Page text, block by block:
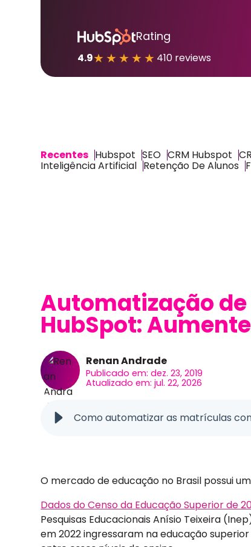
Rating
4.9★★★★★ 410 reviews
Recentes Hubspot SEO CRM Hubspot
Inteligência Artificial Retenção De Alunos
Automatização
HubSpot:
Renan Andrade
Publicado em: dez. 23, 2019
Atualizado em: jul. 22, 2026
Como automatizar as matrículas
O mercado de educação no Brasil possui
Dados do Censo da Educação Superior de
Pesquisas Educacionais Anísio Teixeira
em 2022 ingressaram na educação